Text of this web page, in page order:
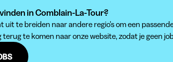
in Comblain-La-Tour?
uit te breiden naar andere regio's om een
te komen naar onze website, zodat je geen